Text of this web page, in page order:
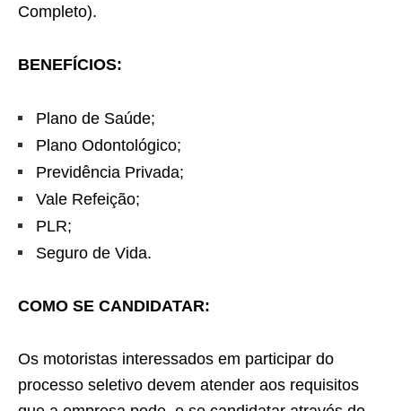
Completo).
BENEFÍCIOS:
Plano de Saúde;
Plano Odontológico;
Previdência Privada;
Vale Refeição;
PLR;
Seguro de Vida.
COMO SE CANDIDATAR:
Os motoristas interessados em participar do
processo seletivo devem atender aos requisitos